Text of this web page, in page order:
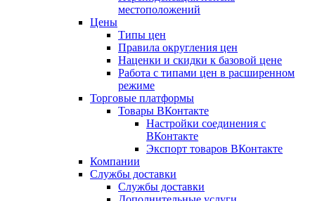
местоположений
Цены
Типы цен
Правила округления цен
Наценки и скидки к базовой цене
Работа с типами цен в расширенном
режиме
Торговые платформы
Товары ВКонтакте
Настройки соединения с
ВКонтакте
Экспорт товаров ВКонтакте
Компании
Службы доставки
Службы доставки